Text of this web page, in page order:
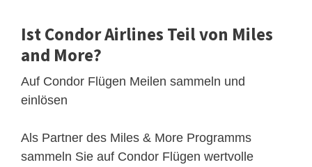
Ist Condor Airlines Teil von Miles
and More?
Auf Condor Flügen Meilen sammeln und
einlösen
Als Partner des Miles & More Programms
sammeln Sie auf Condor Flügen wertvolle